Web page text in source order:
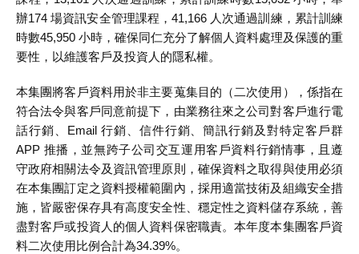
辦174 場資訊安全管理課程，41,166 人次通過訓練，累計訓練
時數45,950 小時，確保同仁充分了解個人資料處理及保護的重
要性，以維護客戶及投資人的隱私權。
本集團將客戶資料用於非主要蒐集目的（二次使用），係指在
符合法令與客戶同意前提下，由業務往來之公司對客戶進行電
話行銷、Email 行銷、信件行銷、簡訊行銷及對特定客戶群
APP 推播，並無跨子公司交互運用客戶資料行銷情事，且遵
守政府相關法令及資訊管理原則，確保資料之取得與使用必須
在本集團訂定之資料授權範圍內，採用適當技術及組織安全措
施，皆嚴密保存具有高度安全性、穩定性之資料儲存系統，善
盡對客戶或投資人的個人資料保密職責。本年度本集團客戶資
料二次使用比例合計為34.39%。